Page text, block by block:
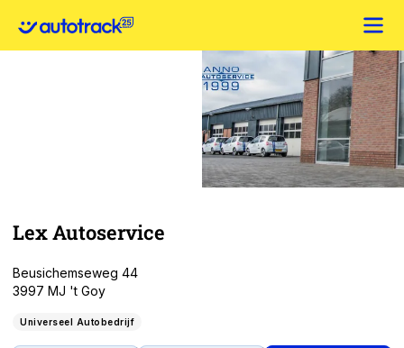
Lex Autoservice
Beusichemseweg 44
3997 MJ 't Goy
Universeel Autobedrijf